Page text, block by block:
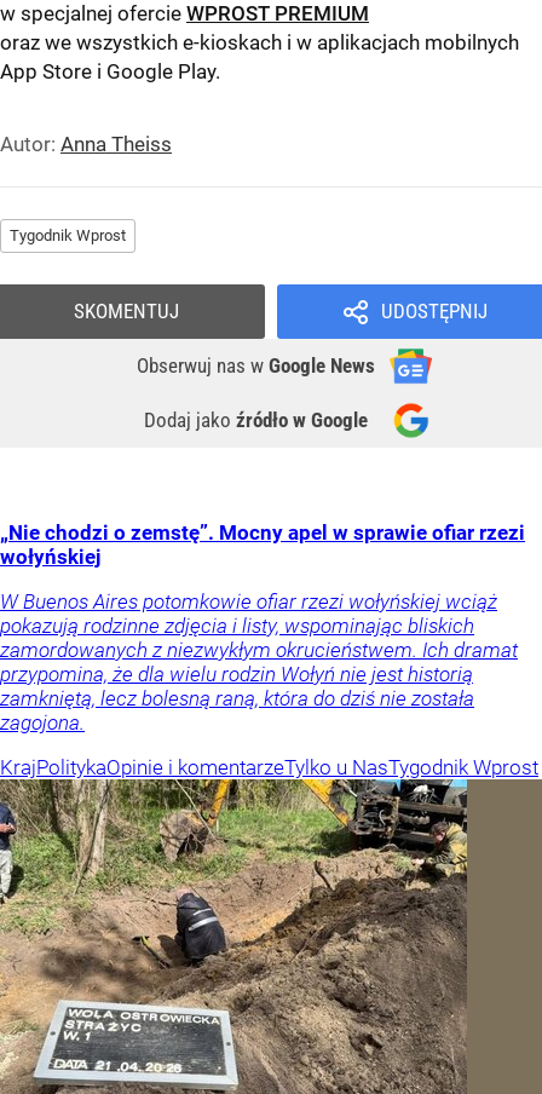
w specjalnej ofercie WPROST PREMIUM
oraz we wszystkich e-kioskach i w aplikacjach mobilnych
App Store i Google Play.
Autor: Anna Theiss
Tygodnik Wprost
UDOSTĘPNIJ
Obserwuj nas w Google News
Dodaj jako źródło w Google
SKOMENTUJ
„Nie chodzi o zemstę”. Mocny apel w sprawie ofiar rzezi
wołyńskiej
W Buenos Aires potomkowie ofiar rzezi wołyńskiej wciąż
pokazują rodzinne zdjęcia i listy, wspominając bliskich
zamordowanych z niezwykłym okrucieństwem. Ich dramat
przypomina, że dla wielu rodzin Wołyń nie jest historią
zamkniętą, lecz bolesną raną, która do dziś nie została
zagojona.
KrajPolitykaOpinie i komentarzeTylko u NasTygodnik Wprost